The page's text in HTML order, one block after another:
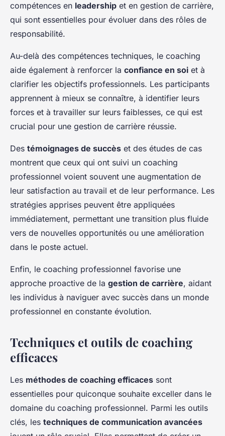
compétences en leadership et en gestion de carrière,
qui sont essentielles pour évoluer dans des rôles de
responsabilité.
Au-delà des compétences techniques, le coaching
aide également à renforcer la confiance en soi et à
clarifier les objectifs professionnels. Les participants
apprennent à mieux se connaître, à identifier leurs
forces et à travailler sur leurs faiblesses, ce qui est
crucial pour une gestion de carrière réussie.
Des témoignages de succès et des études de cas
montrent que ceux qui ont suivi un coaching
professionnel voient souvent une augmentation de
leur satisfaction au travail et de leur performance. Les
stratégies apprises peuvent être appliquées
immédiatement, permettant une transition plus fluide
vers de nouvelles opportunités ou une amélioration
dans le poste actuel.
Enfin, le coaching professionnel favorise une
approche proactive de la gestion de carrière, aidant
les individus à naviguer avec succès dans un monde
professionnel en constante évolution.
Techniques et outils de coaching
efficaces
Les méthodes de coaching efficaces sont
essentielles pour quiconque souhaite exceller dans le
domaine du coaching professionnel. Parmi les outils
clés, les techniques de communication avancées